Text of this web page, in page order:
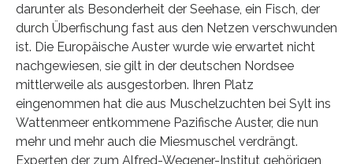
darunter als Besonderheit der Seehase, ein Fisch, der
durch Überfischung fast aus den Netzen verschwunden
ist. Die Europäische Auster wurde wie erwartet nicht
nachgewiesen, sie gilt in der deutschen Nordsee
mittlerweile als ausgestorben. Ihren Platz
eingenommen hat die aus Muschelzuchten bei Sylt ins
Wattenmeer entkommene Pazifische Auster, die nun
mehr und mehr auch die Miesmuschel verdrängt.
Experten der zum Alfred-Wegener-Institut gehörigen